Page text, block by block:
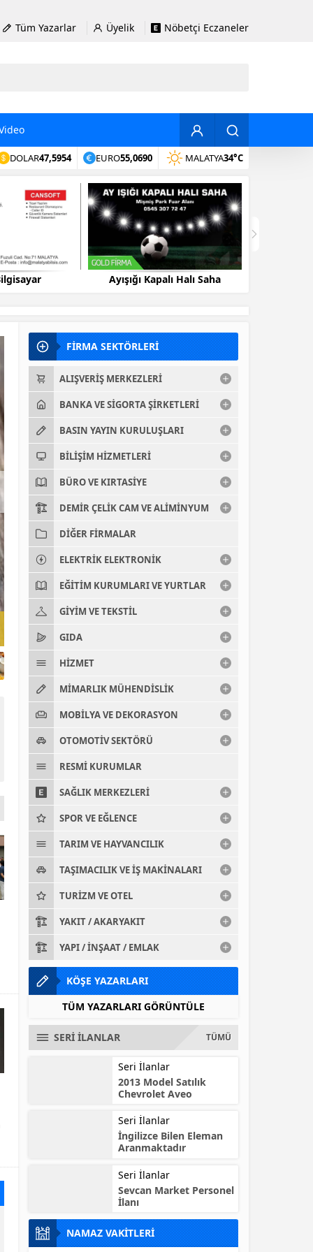
Tüm Yazarlar Üyelik Nöbetçi Eczaneler
DOLAR47,5954 EURO55,0690 MALATYA34°C
Halı Saha Ayyıldız Kapalı Halısaha
Büyükşehir Belediyesi’nden Dr. Furtun’a
FİRMA SEKTÖRLERİ
ALIŞVERIŞ MERKEZLERI
BANKA VE SIGORTA ŞIRKETLERI
BASIN YAYIN KURULUŞLARI
BILIŞIM HIZMETLERI
BÜRO VE KIRTASIYE
DEMIR ÇELIK CAM VE ALIMINYUM
DIĞER FIRMALAR
ELEKTRIK ELEKTRONIK
EĞITIM KURUMLARI VE YURTLAR
GIYIM VE TEKSTIL
GIDA
HIZMET
MIMARLIK MÜHENDISLIK
MOBILYA VE DEKORASYON
OTOMOTIV SEKTÖRÜ
RESMI KURUMLAR
SAĞLIK MERKEZLERI
SPOR VE EĞLENCE
TARIM VE HAYVANCILIK
TAŞIMACILIK VE İŞ MAKINALARI
TURIZM VE OTEL
YAKIT / AKARYAKIT
YAPI / İNŞAAT / EMLAK
KÖŞE YAZARLARI
TÜM YAZARLARI GÖRÜNTÜLE
SERİ İLANLAR TÜMÜ
Seri İlanlar
2013 Model Satılık
Chevrolet Aveo
Seri İlanlar
İngilizce Bilen Eleman
Aranmaktadır
Seri İlanlar
Sevcan Market Personel
İlanı
NAMAZ VAKİTLERİ